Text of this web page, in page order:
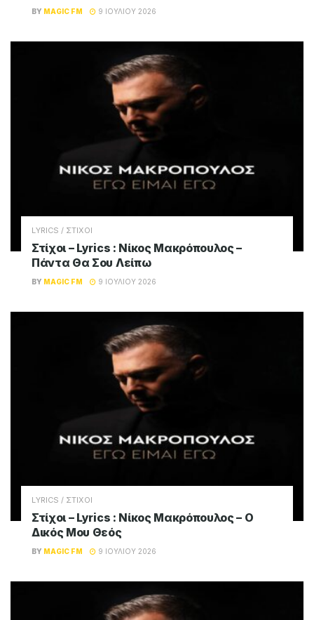
BY MAGIC FM 9 ΙΟΥΛΊΟΥ 2026
LYRICS / ΣΤΙΧΟΙ
Στίχοι – Lyrics : Νίκος Μακρόπουλος –
Πάντα Θα Σου Λείπω
BY MAGIC FM 9 ΙΟΥΛΊΟΥ 2026
LYRICS / ΣΤΙΧΟΙ
Στίχοι – Lyrics : Νίκος Μακρόπουλος – Ο
Δικός Μου Θεός
BY MAGIC FM 9 ΙΟΥΛΊΟΥ 2026